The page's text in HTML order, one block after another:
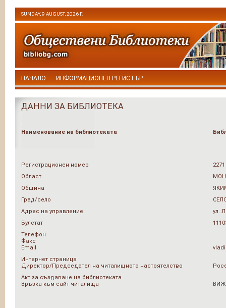
SUNDAY, 9 AUGUST, 2026 Г.
НАЧАЛО ИНФОРМАЦИОНЕН РЕГИСТЪР
ДАННИ ЗА БИБЛИОТЕКА
Наименование на библиотеката
Регистрационен номер
2271
Област
Община
Град/село
Адрес на управление
ул.
Булстат
Телефон
Факс
Email
Интернет страница
Директор/Председател на читалищното настоятелство
Акт за създаване на библиотеката
Връзка към сайт читалища
ВИЖ